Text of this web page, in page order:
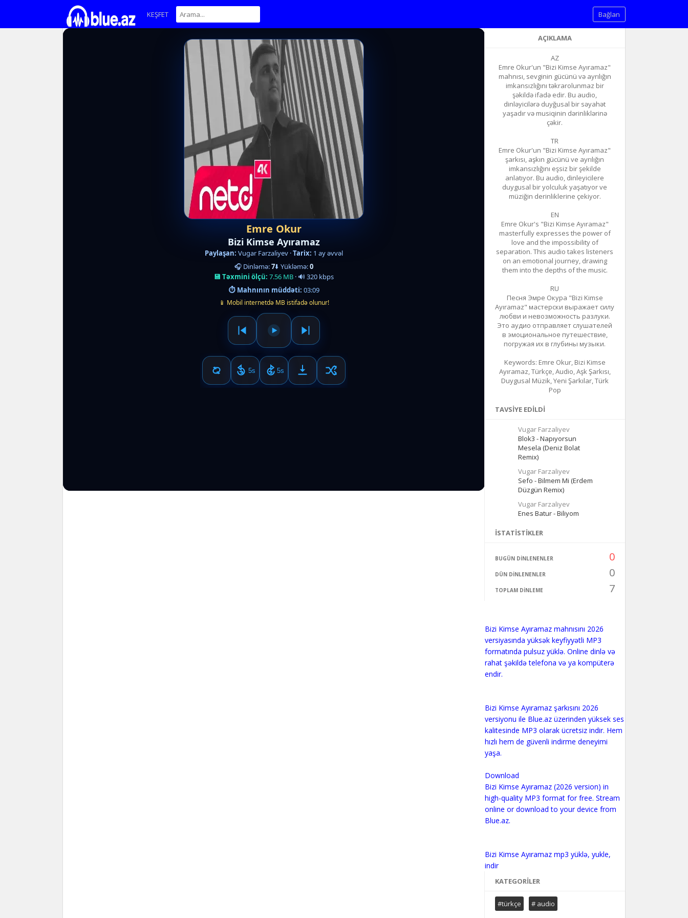
KEŞFET Bağlan
AÇIKLAMA
AZ
Emre Okur'un "Bizi Kimse Ayıramaz"
mahnısı, sevginin gücünü və ayrılığın
imkansızlığını təkrarolunmaz bir
şəkildə ifadə edir. Bu audio,
dinləyicilərə duyğusal bir səyahət
yaşadır və musiqinin dərinliklərinə
çəkir.
TR
Emre Okur'un "Bizi Kimse Ayıramaz"
şarkısı, aşkın gücünü ve ayrılığın
imkansızlığını eşsiz bir şekilde
anlatıyor. Bu audio, dinleyicilere
duygusal bir yolculuk yaşatıyor ve
müziğin derinliklerine çekiyor.
EN
Emre Okur's "Bizi Kimse Ayıramaz"
masterfully expresses the power of
love and the impossibility of
separation. This audio takes listeners
on an emotional journey, drawing
them into the depths of the music.
RU
Песня Эмре Окура "Bizi Kimse
Ayıramaz" мастерски выражает силу
любви и невозможность разлуки.
Это аудио отправляет слушателей
в эмоциональное путешествие,
погружая их в глубины музыки.
Keywords: Emre Okur, Bizi Kimse
Ayıramaz, Türkçe, Audio, Aşk Şarkısı,
Duygusal Müzik, Yeni Şarkılar, Türk
Pop
TAVSIYE EDILDI
Vugar Farzaliyev
Blok3 - Napıyorsun
Mesela (Deniz Bolat
Remix)
Vugar Farzaliyev
Sefo - Bilmem Mi (Erdem
Düzgün Remix)
Vugar Farzaliyev
Enes Batur - Biliyom
İSTATISTIKLER
BUGÜN DINLENENLER 0
DÜN DINLENENLER 0
TOPLAM DINLEME 7
Bizi Kimse Ayıramaz mahnısını 2026
versiyasında yüksək keyfiyyətli MP3
formatında pulsuz yüklə. Online dinlə və
rahat şəkildə telefona və ya kompüterə
endir.
Bizi Kimse Ayıramaz şarkısını 2026
versiyonu ile Blue.az üzerinden yüksek ses
kalitesinde MP3 olarak ücretsiz indir. Hem
hızlı hem de güvenli indirme deneyimi
yaşa.
Download
Bizi Kimse Ayıramaz (2026 version) in
high-quality MP3 format for free. Stream
online or download to your device from
Blue.az.
Bizi Kimse Ayıramaz mp3 yüklə, yukle,
indir
KATEGORILER
#türkçe # audio